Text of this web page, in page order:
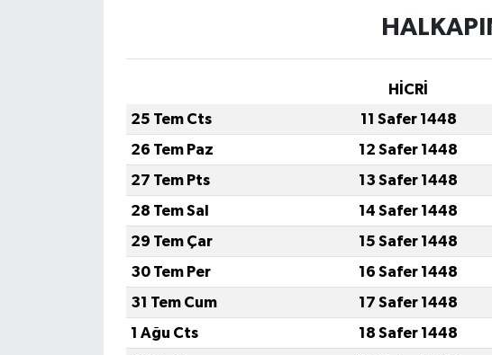
HİCRİ
25 Tem Cts
11 Safer 1448
26 Tem Paz
12 Safer 1448
27 Tem Pts
13 Safer 1448
28 Tem Sal
14 Safer 1448
29 Tem Çar
15 Safer 1448
30 Tem Per
16 Safer 1448
31 Tem Cum
17 Safer 1448
1 Ağu Cts
18 Safer 1448